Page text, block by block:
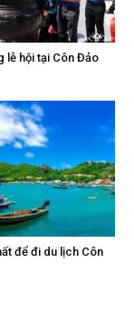
lễ hội tại Côn Đảo
để đi du lịch Côn